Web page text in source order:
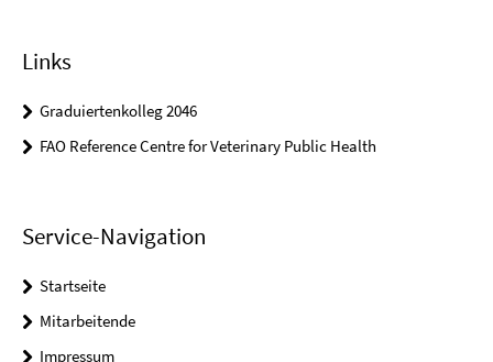
Links
Graduiertenkolleg 2046
FAO Reference Centre for Veterinary Public Health
Service-Navigation
Startseite
Mitarbeitende
Impressum